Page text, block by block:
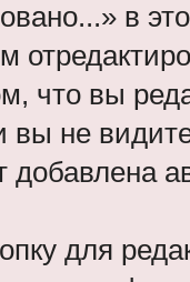
в
что вы
вы не
добавлена
для